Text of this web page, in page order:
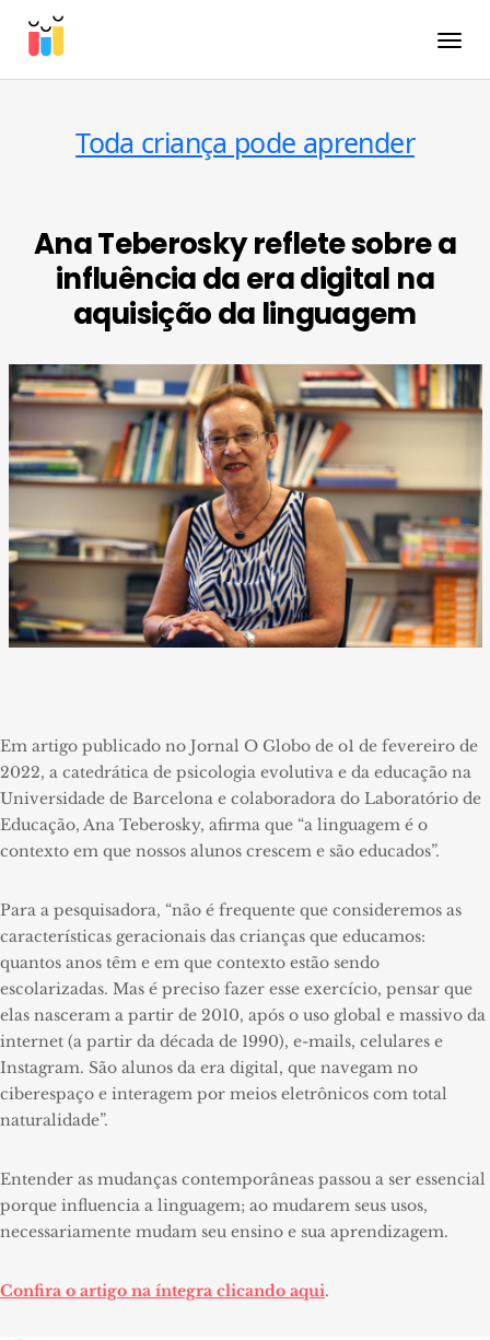
Toda criança pode aprender
Ana Teberosky reflete sobre a
influência da era digital na
aquisição da linguagem
Em artigo publicado no Jornal O Globo de o1 de fevereiro de
2022, a catedrática de psicologia evolutiva e da educação na
Universidade de Barcelona e colaboradora do Laboratório de
Educação, Ana Teberosky, afirma que “a linguagem é o
contexto em que nossos alunos crescem e são educados”.
Para a pesquisadora, “não é frequente que consideremos as
características geracionais das crianças que educamos:
quantos anos têm e em que contexto estão sendo
escolarizadas. Mas é preciso fazer esse exercício, pensar que
elas nasceram a partir de 2010, após o uso global e massivo da
internet (a partir da década de 1990), e-mails, celulares e
Instagram. São alunos da era digital, que navegam no
ciberespaço e interagem por meios eletrônicos com total
naturalidade”.
Entender as mudanças contemporâneas passou a ser essencial
porque influencia a linguagem; ao mudarem seus usos,
necessariamente mudam seu ensino e sua aprendizagem.
Confira o artigo na íntegra clicando aqui.